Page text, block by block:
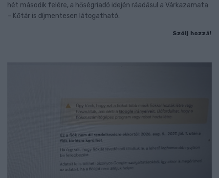
hét második felére, a hőségriadó idején ráadásul a Várkazamata
– Kőtár is díjmentesen látogatható.
Szólj hozzá!